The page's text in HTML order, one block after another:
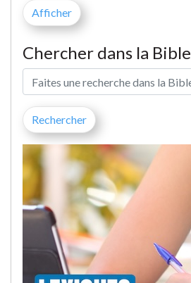
Chercher dans la Bible